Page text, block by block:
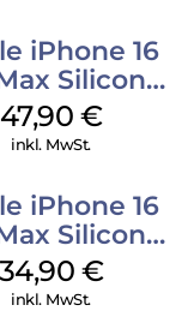
iPhone 16
Silicone
MagSafe
Black
47,90 €
inkl. MwSt.
iPhone 16
Silicone
MagSafe
Denim
34,90 €
inkl. MwSt.